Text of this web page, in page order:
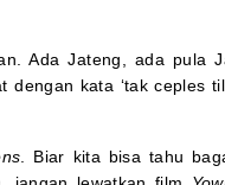
Ada Jateng, ada pula
kata ‘tak ceples
. Biar kita bisa tahu